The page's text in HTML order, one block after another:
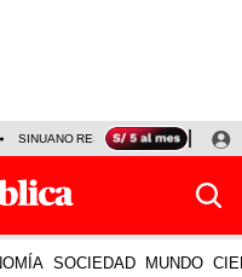
SINUANO RESULTADOS HOY
SOCIEDAD MUNDO